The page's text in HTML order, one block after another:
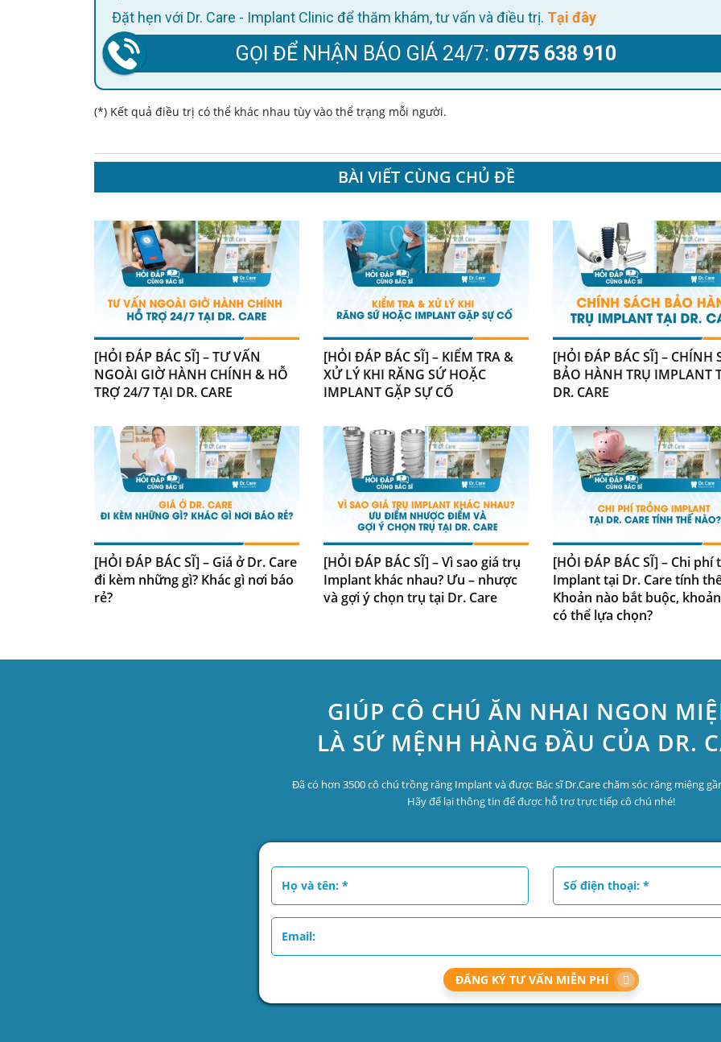
Đặt hẹn với Dr. Care - Implant Clinic để thăm khám, tư vấn và điều trị. Tại đây
GỌI ĐỂ NHẬN BÁO GIÁ 24/7: 0775 638 910
(*) Kết quả điều trị có thể khác nhau tùy vào thể trạng mỗi người.
BÀI VIẾT CÙNG CHỦ ĐỀ
[HỎI ĐÁP BÁC SĨ] – TƯ VẤN
NGOÀI GIỜ HÀNH CHÍNH & HỖ
TRỢ 24/7 TẠI DR. CARE
[HỎI ĐÁP BÁC SĨ] – KIỂM TRA &
XỬ LÝ KHI RĂNG SỨ HOẶC
IMPLANT GẶP SỰ CỐ
[HỎI ĐÁP BÁC SĨ] – CHÍNH
BẢO HÀNH TRỤ IMPLANT
DR. CARE
[HỎI ĐÁP BÁC SĨ] – Giá ở Dr. Care
đi kèm những gì? Khác gì nơi báo
rẻ?
[HỎI ĐÁP BÁC SĨ] – Vì sao giá trụ
Implant khác nhau? Ưu – nhược
và gợi ý chọn trụ tại Dr. Care
[HỎI ĐÁP BÁC SĨ] – Chi phí
Implant tại Dr. Care tính
Khoản nào bắt buộc,
có thể lựa chọn?
GIÚP CÔ CHÚ ĂN NHAI NGON
LÀ SỨ MỆNH HÀNG ĐẦU CỦA DR.
Đã có hơn 3500 cô chú trồng răng Implant và được Bác sĩ Dr.Care chăm sóc răng miệng
Hãy để lại thông tin để được hỗ trợ trực tiếp cô chú nhé!
ĐĂNG KÝ TƯ VẤN MIỄN PHÍ